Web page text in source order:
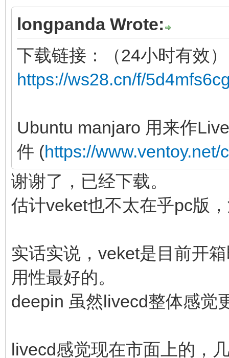
longpanda Wrote:
下载链接：（24小时有效）
https://ws28.cn/f/
Ubuntu manjaro 用来作
件 (https://
谢谢了，已经下载。
估计veket也不太在乎pc版
实话实说，veket是目前开
用性最好的。
deepin 虽然livecd整体感觉
livecd感觉现在市面上的，